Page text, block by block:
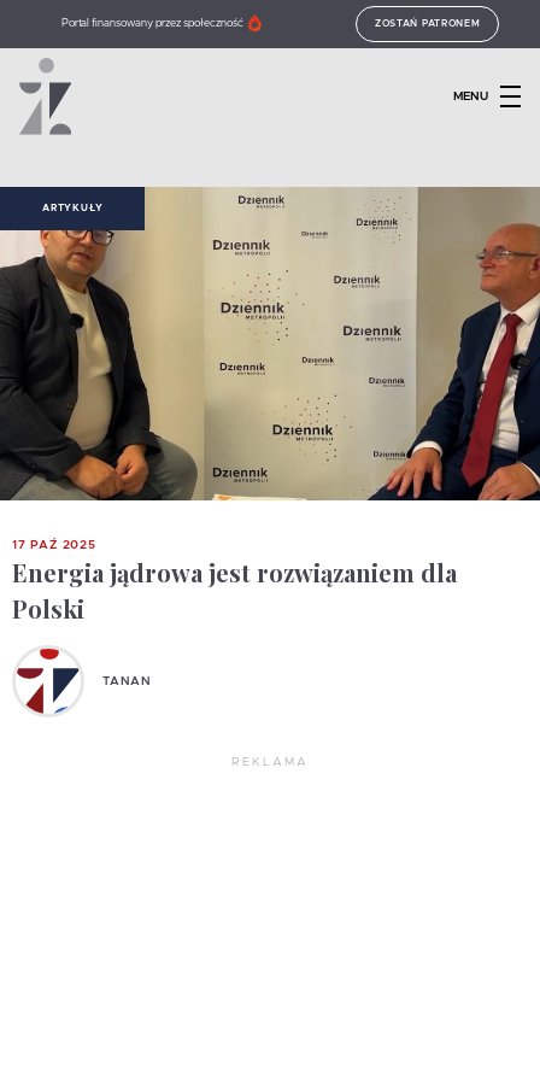
Portal finansowany przez społeczność ZOSTAŃ PATRONEM
MENU
ARTYKUŁY
17 PAŹ 2025
Energia jądrowa jest rozwiązaniem dla
Polski
TANAN
REKLAMA